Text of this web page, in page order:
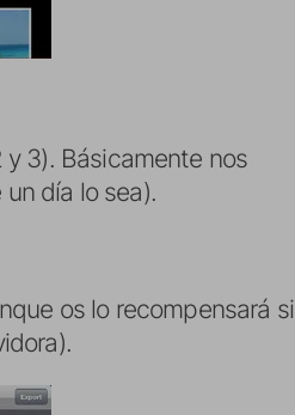
3). Básicamente nos
día lo sea).
os lo recompensará si